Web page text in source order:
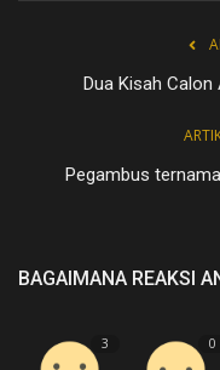
Dua Kisah Calon
Pegambus
BAGAIMANA REAKSI
3 0